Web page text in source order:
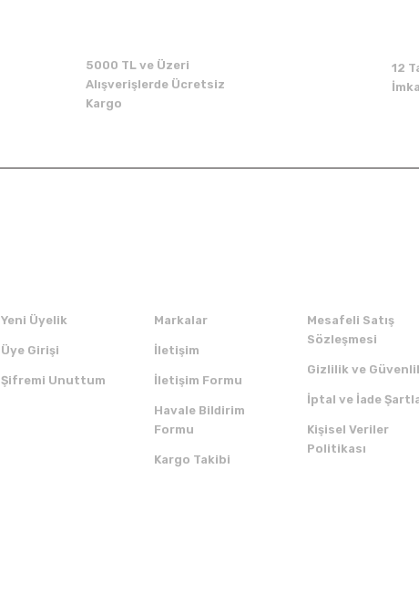
5000 TL ve Üzeri
Alışverişlerde Ücretsiz
Kargo
12
Yeni Üyelik
Üye Girişi
Şifremi Unuttum
Markalar
İletişim
İletişim Formu
Havale Bildirim
Formu
Kargo Takibi
Mesafeli Satış
Sözleşmesi
Gizlilik ve
İptal ve İade
Kişisel Veriler
Politikası